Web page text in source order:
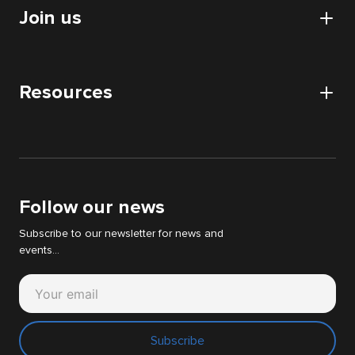
Audits
DATA audit
HDS certification
Join us
Apply
Resources
Support Cyllene
Follow our news
Subscribe to our newsletter for news and
events...
Subscribe